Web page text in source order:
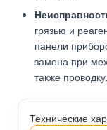
грязью и
панели
замена при
также проводку.
Технические